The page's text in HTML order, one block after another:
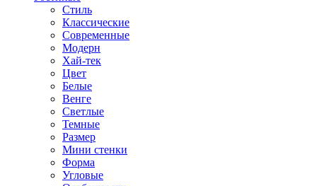
Стиль
Классические
Современные
Модерн
Хай-тек
Цвет
Белые
Венге
Светлые
Темные
Размер
Мини стенки
Форма
Угловые